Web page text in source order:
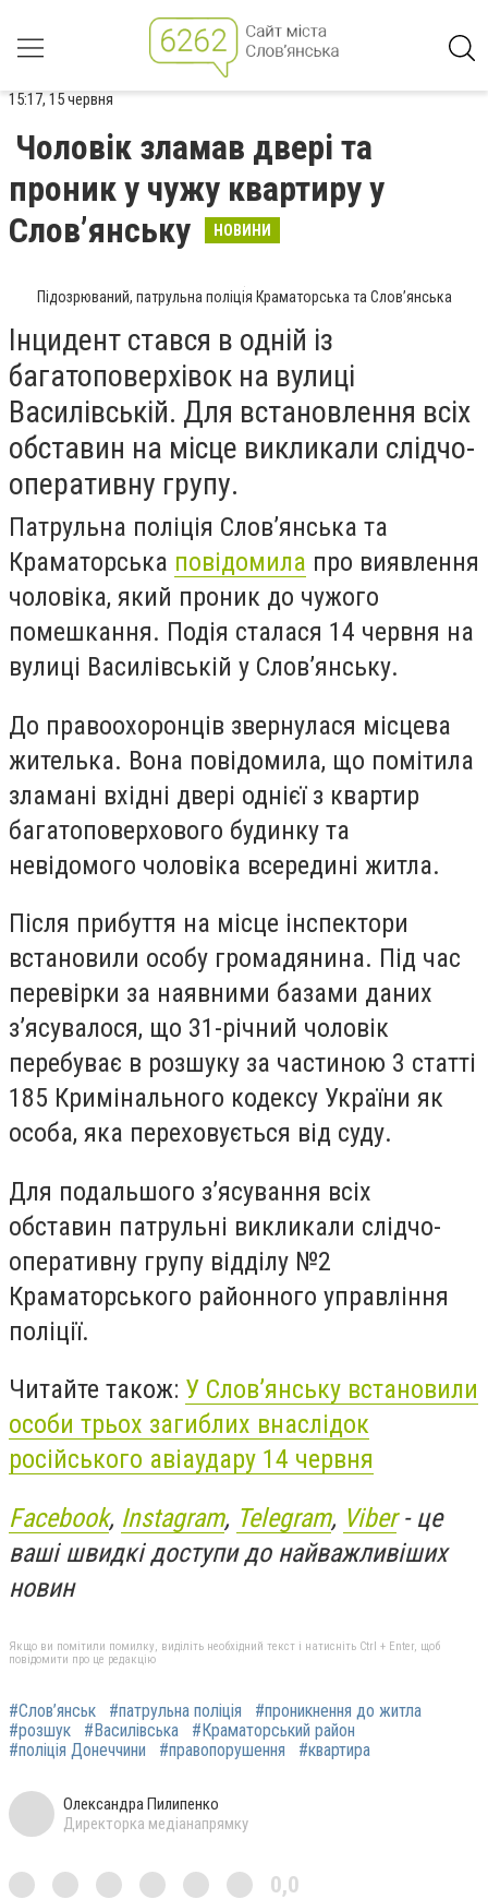
15:17, 15 червня
Чоловік зламав двері та
проник у чужу квартиру у
Слов’янську
НОВИНИ
Підозрюваний, патрульна поліція Краматорська та Слов’янська
Інцидент стався в одній із
багатоповерхівок на вулиці
Василівській. Для встановлення всіх
обставин на місце викликали слідчо-
оперативну групу.
Патрульна поліція Слов’янська та
Краматорська повідомила про виявлення
чоловіка, який проник до чужого
помешкання. Подія сталася 14 червня на
вулиці Василівській у Слов’янську.
До правоохоронців звернулася місцева
жителька. Вона повідомила, що помітила
зламані вхідні двері однієї з квартир
багатоповерхового будинку та
невідомого чоловіка всередині житла.
Після прибуття на місце інспектори
встановили особу громадянина. Під час
перевірки за наявними базами даних
з’ясувалося, що 31-річний чоловік
перебуває в розшуку за частиною 3 статті
185 Кримінального кодексу України як
особа, яка переховується від суду.
Для подальшого з’ясування всіх
обставин патрульні викликали слідчо-
оперативну групу відділу №2
Краматорського районного управління
поліції.
Читайте також: У Слов’янську встановили
особи трьох загиблих внаслідок
російського авіаудару 14 червня
Facebook, Instagram, Telegram, Viber- це
ваші швидкі доступи до найважливіших
новин
Якщо ви помітили помилку, виділіть необхідний текст і натисніть Ctrl + Enter, щоб
повідомити про це редакцію
#Слов’янськ #патрульна поліція
#проникнення до житла
#розшук
#Василівська
#Краматорський район
#поліція Донеччини
#правопорушення #квартира
Олександра Пилипенко
Директорка медіанапрямку
0,0